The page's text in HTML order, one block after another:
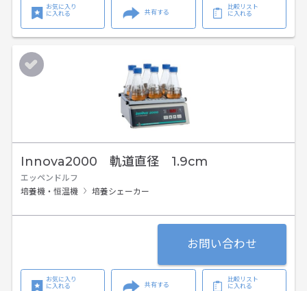
お気に入り
に入れる
共有する
比較リスト
に入れる
Innova2000 軌道直径 1.9cm
エッペンドルフ
培養機・恒温機
培養シェーカー
お問い合わせ
お気に入り
に入れる
共有する
比較リスト
に入れる